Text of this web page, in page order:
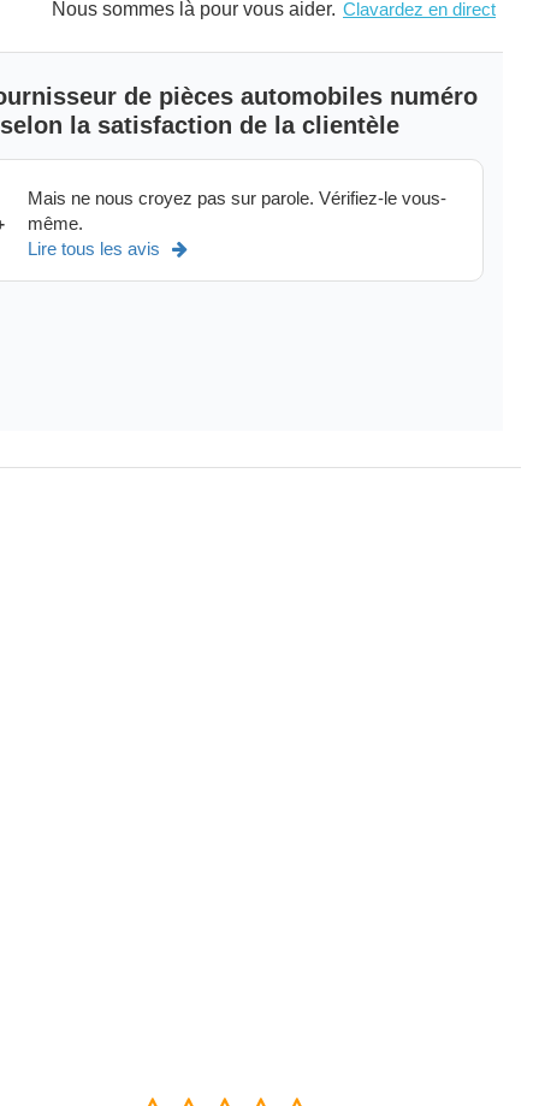
Voir plus>
Nous sommes là pour vous aider. Clavardez en direct
de pièces automobiles numéro
selon la satisfaction de la clientèle
Mais ne nous croyez pas sur parole. Vérifiez-le vous-
même.
Lire tous les avis